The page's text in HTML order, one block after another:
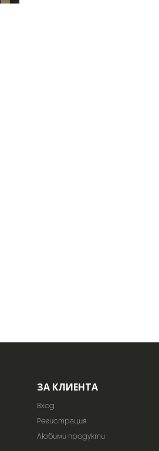
ЗА КЛИЕНТА
Вход
Регистрация
Любими продукти